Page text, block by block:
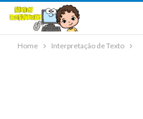
Home Interpretação de Texto